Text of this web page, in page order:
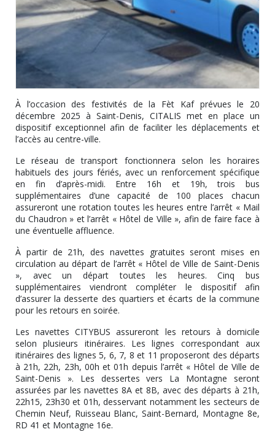
À l’occasion des festivités de la Fèt Kaf prévues le 20
décembre 2025 à Saint-Denis, CITALIS met en place un
dispositif exceptionnel afin de faciliter les déplacements et
l’accès au centre-ville.
Le réseau de transport fonctionnera selon les horaires
habituels des jours fériés, avec un renforcement spécifique
en fin d’après-midi. Entre 16h et 19h, trois bus
supplémentaires d’une capacité de 100 places chacun
assureront une rotation toutes les heures entre l’arrêt « Mail
du Chaudron » et l’arrêt « Hôtel de Ville », afin de faire face à
une éventuelle affluence.
À partir de 21h, des navettes gratuites seront mises en
circulation au départ de l’arrêt « Hôtel de Ville de Saint-Denis
», avec un départ toutes les heures. Cinq bus
supplémentaires viendront compléter le dispositif afin
d’assurer la desserte des quartiers et écarts de la commune
pour les retours en soirée.
Les navettes CITYBUS assureront les retours à domicile
selon plusieurs itinéraires. Les lignes correspondant aux
itinéraires des lignes 5, 6, 7, 8 et 11 proposeront des départs
à 21h, 22h, 23h, 00h et 01h depuis l’arrêt « Hôtel de Ville de
Saint-Denis ». Les dessertes vers La Montagne seront
assurées par les navettes 8A et 8B, avec des départs à 21h,
22h15, 23h30 et 01h, desservant notamment les secteurs de
Chemin Neuf, Ruisseau Blanc, Saint-Bernard, Montagne 8e,
RD 41 et Montagne 16e.